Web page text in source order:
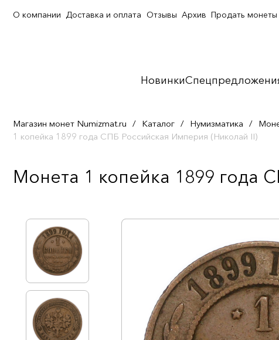
Новинки
О компании Доставка и оплата Отзывы Архив Продать монеты
Магазин монет Numizmat.ru / Каталог / Нумизматика /
1 копейка 1899 года СПБ Российская Империя (Николай II)
Монета 1 копейка 1899 года